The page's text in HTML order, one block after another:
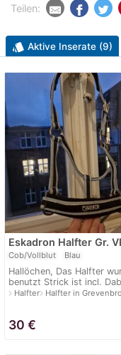
Teilen:
style Aktive Inserate (9)
Eskadron Halfter Gr.
Cob/Vollblut Blau
Hallöchen, Das Halfter
benutzt Strick ist incl.
navigate_nextHalfternavigate_nextHalfter in
30 €